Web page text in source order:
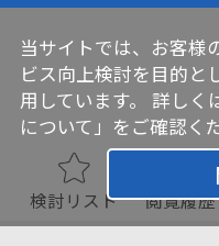
検討リスト 閲覧履歴
当サイトでは、お客様
ビス向上検討を目的と
用しています。 詳しく
について」 をご確認く